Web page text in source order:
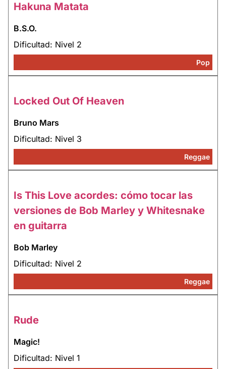
Hakuna Matata
B.S.O.
Dificultad: Nivel 2
Pop
Locked Out Of Heaven
Bruno Mars
Dificultad: Nivel 3
Reggae
Is This Love acordes: cómo tocar las
versiones de Bob Marley y Whitesnake
en guitarra
Bob Marley
Dificultad: Nivel 2
Reggae
Rude
Magic!
Dificultad: Nivel 1